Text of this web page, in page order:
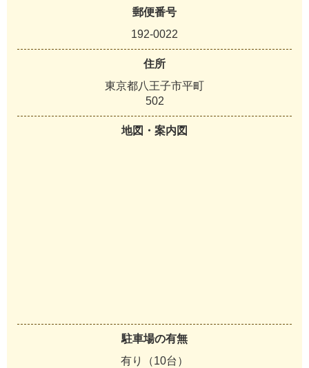
郵便番号
192-0022
住所
東京都八王子市平町
502
地図・案内図
駐車場の有無
有り（10台）